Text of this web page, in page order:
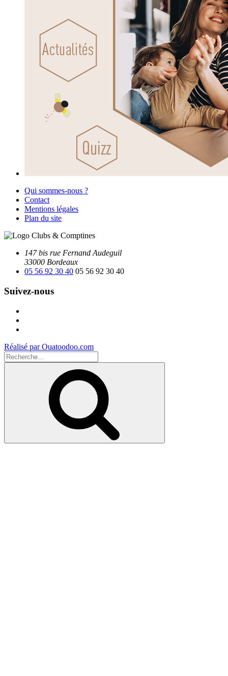
Qui sommes-nous ?
Contact
Mentions légales
Plan du site
147 bis rue Fernand Audeguil
33000 Bordeaux
05 56 92 30 40 05 56 92 30 40
Suivez-nous
Réalisé par Ouatoodoo.com
Recherche
pour